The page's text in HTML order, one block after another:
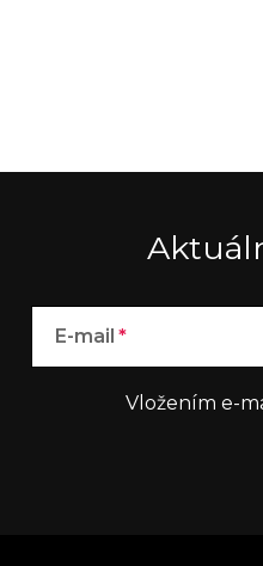
E-mail
Vložením e-